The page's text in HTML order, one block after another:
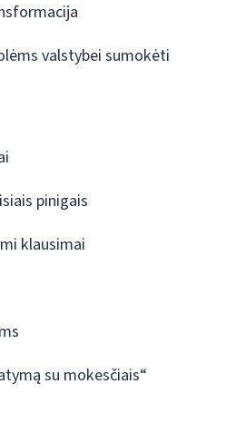
valstybei sumokėti
pinigais
klausimai
su mokesčiais“